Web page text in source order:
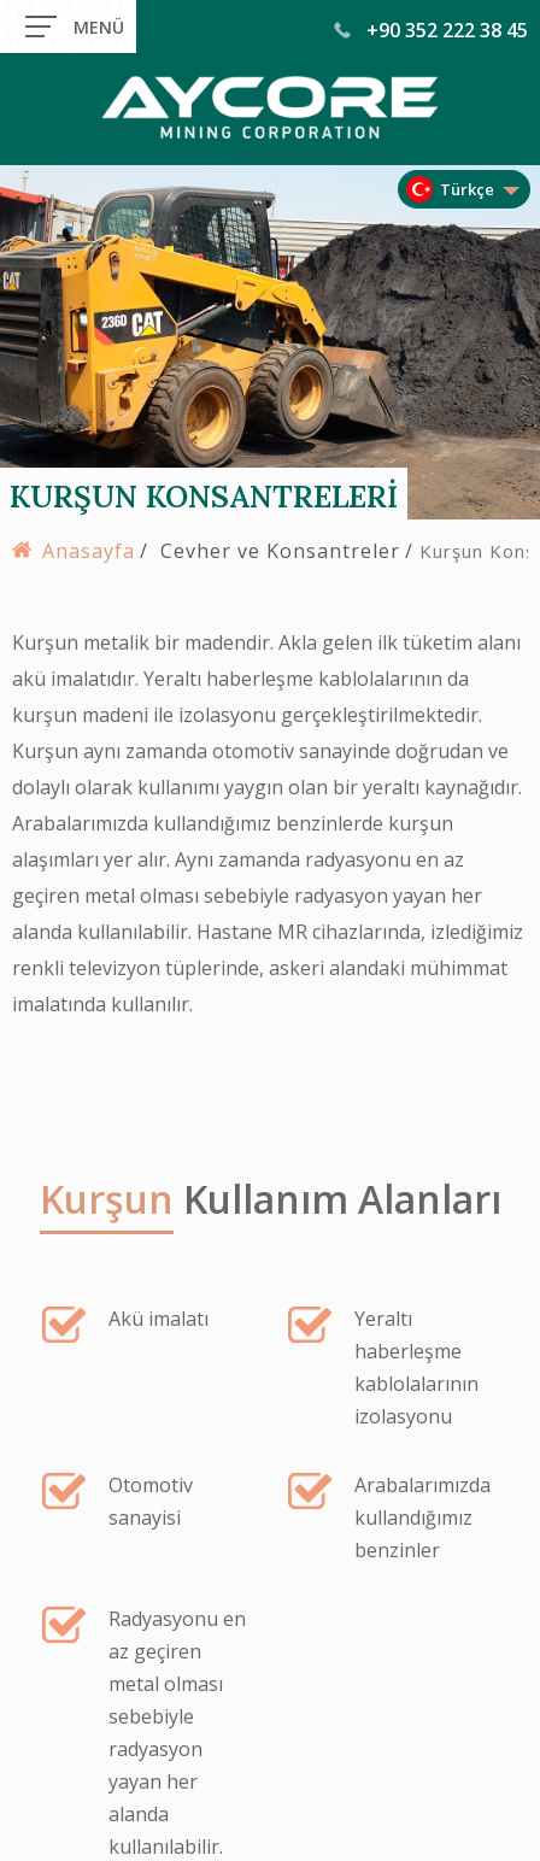
Türkçe
+90 352 222 38 45
KURŞUN KONSANTRELERI
Anasayfa Cevher ve Konsantreler Kurşun
Kurşun metalik bir madendir. Akla gelen ilk tüketim alanı
akü imalatıdır. Yeraltı haberleşme kablolalarının da
kurşun madeni ile izolasyonu gerçekleştirilmektedir.
Kurşun aynı zamanda otomotiv sanayinde doğrudan ve
dolaylı olarak kullanımı yaygın olan bir yeraltı kaynağıdır.
Arabalarımızda kullandığımız benzinlerde kurşun
alaşımları yer alır. Aynı zamanda radyasyonu en az
geçiren metal olması sebebiyle radyasyon yayan her
alanda kullanılabilir. Hastane MR cihazlarında, izlediğimiz
renkli televizyon tüplerinde, askeri alandaki mühimmat
imalatında kullanılır.
Kurşun Kullanım Alanları
Akü imalatı
Yeraltı
haberleşme
kablolalarının
izolasyonu
Otomotiv
sanayisi
Arabalarımızda
kullandığımız
benzinler
Radyasyonu en
az geçiren
metal olması
sebebiyle
radyasyon
yayan her
alanda
kullanılabilir.